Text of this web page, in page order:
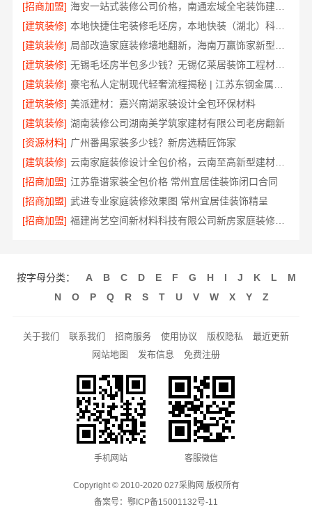
[招商加盟]
海安一站式装修公司价格，南通宏域全宅装饰建材有限公司源头直供
[建筑装修]
本地快捷住宅装修毛坯房，本地快装（湖北）科技有限公司专业交付
[建筑装修]
[建筑装修]
无锡毛坯房半包多少钱？无锡亿莱居装饰工程材料有限公司为您提供参考
[建筑装修]
[建筑装修] 美派建材：嘉兴南湖家装设计全包环保材料
[建筑装修] 湖南装修公司湖南美学筑家建材有限公司老房翻新
[资源材料] 广州番禺家装多少钱？新房选精匠饰家
[建筑装修]
云南家庭装修设计全包价格，云南至高新型建材有限公司闭口合同
[招商加盟] 江苏靠谱家装全包价格 常州宜居佳装饰闭口合同
[招商加盟] 武进专业家庭装修效果图 常州宜居佳装饰精呈
[招商加盟]
福建尚艺空间新材料科技有限公司新房家庭装修硬装施工服务
按字母分类： A B C D E F G H I J K L
M
N
O P Q R S T U V W X Y Z
关于我们 联系我们 招商服务 使用协议 版权隐私
最近更新
网站地图
发布信息 免费注册
手机网站 客服微信
Copyright © 2010-2020 027采购网 版权所有
备案号： 鄂ICP备15001132号-11